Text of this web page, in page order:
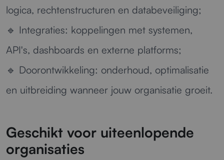
logica, rechtenstructuren en databeveiliging;
🔹 Integraties: koppelingen met systemen,
API's, dashboards en externe platforms;
🔹 Doorontwikkeling: onderhoud, optimalisatie
en uitbreiding wanneer jouw organisatie groeit.
Geschikt voor uiteenlopende
organisaties